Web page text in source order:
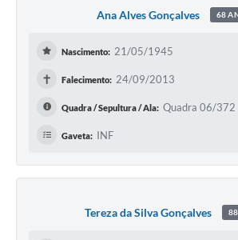
Ana Alves Gonçalves 68
Nascimento: 21/05/1945
✝ Falecimento: 24/09/2013
Quadra / Sepultura / Ala: Quadra 06/372
Gaveta: INF
Tereza da Silva Gonçalves